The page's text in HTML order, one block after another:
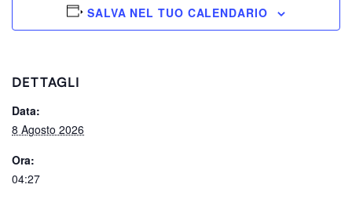
SALVA NEL TUO CALENDARIO
DETTAGLI
Data:
8 Agosto 2026
Ora:
04:27